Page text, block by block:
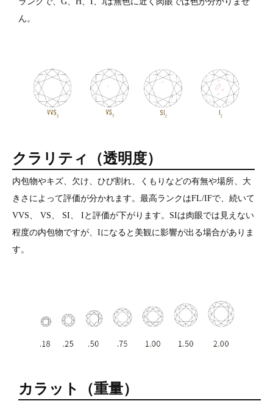
ん。
クラリティ（透明度）
内包物やキズ、欠け、ひび割れ、くもりなどの有無や場所、大
きさによって評価が分かれます。最高ランクはFL/IFで、続いて
VVS、 VS、 SI、 Iと評価が下がります。SIは肉眼では見えない
程度の内包物ですが、Iになると美観に影響が出る場合がありま
す。
カラット（重量）